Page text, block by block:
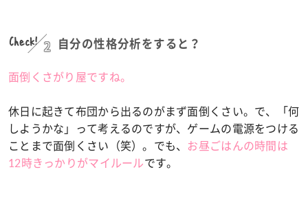
Check! 2 自分の性格分析をすると？
面倒くさがり屋ですね。
休日に起きて布団から出るのがまず面倒くさい。で、「何
しようかな」って考えるのですが、ゲームの電源をつける
ことまで面倒くさい（笑）。でも、 お昼ごはんの時間は
12時きっかりがマイルールです。